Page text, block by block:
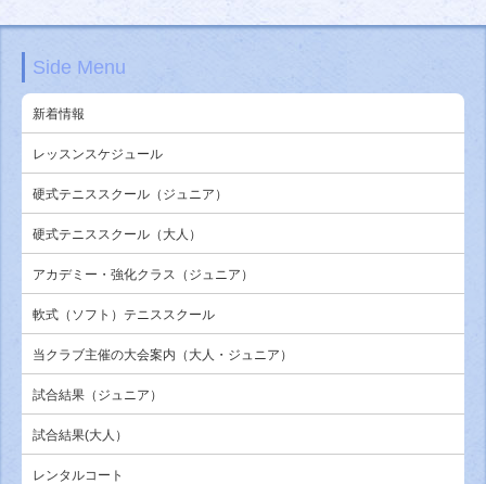
Side Menu
新着情報
レッスンスケジュール
硬式テニススクール（ジュニア）
硬式テニススクール（大人）
アカデミー・強化クラス（ジュニア）
軟式（ソフト）テニススクール
当クラブ主催の大会案内（大人・ジュニア）
試合結果（ジュニア）
試合結果(大人）
レンタルコート